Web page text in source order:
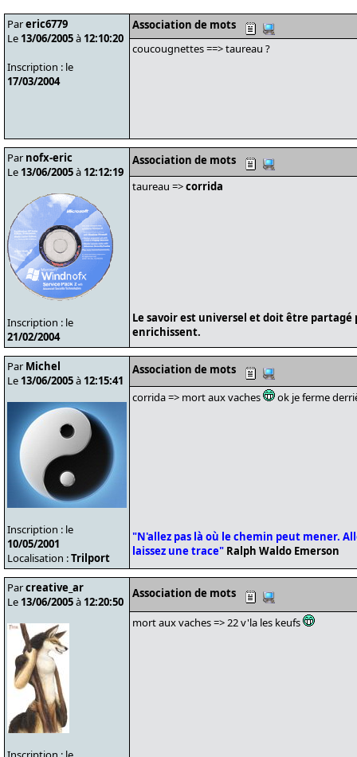
Pareric6779
Le 13/06/2005à 12:10:20
Inscription : le
17/03/2004
Association de mots
coucougnettes ==> taureau ?
Par nofx-eric
Le 13/06/2005à 12:12:19
Inscription : le
21/02/2004
Association de mots
taureau =>corrida
Le savoir est universel et doit être partagé
enrichissent.
Par Michel
Le 13/06/2005à 12:15:41
Inscription : le
10/05/2001
Localisation :Trilport
Association de mots
corrida => mort aux vaches
ok je ferme
"N'allez pas là où le chemin peut mener.
laissez une trace" Ralph Waldo Emerson
Parcreative_ar
Le 13/06/2005à 12:20:50
Association de mots
mort aux vaches => 22 v'la les keufs